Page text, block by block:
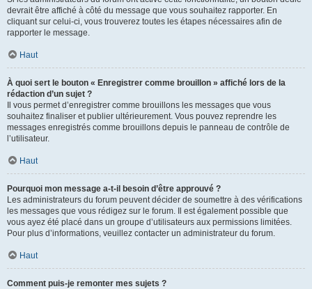
devrait être affiché à côté du message que vous souhaitez rapporter. En
cliquant sur celui-ci, vous trouverez toutes les étapes nécessaires afin de
rapporter le message.
Haut
À quoi sert le bouton « Enregistrer comme brouillon » affiché lors de la
rédaction d’un sujet ?
Il vous permet d’enregistrer comme brouillons les messages que vous
souhaitez finaliser et publier ultérieurement. Vous pouvez reprendre les
messages enregistrés comme brouillons depuis le panneau de contrôle de
l’utilisateur.
Haut
Pourquoi mon message a-t-il besoin d’être approuvé ?
Les administrateurs du forum peuvent décider de soumettre à des vérifications
les messages que vous rédigez sur le forum. Il est également possible que
vous ayez été placé dans un groupe d’utilisateurs aux permissions limitées.
Pour plus d’informations, veuillez contacter un administrateur du forum.
Haut
Comment puis-je remonter mes sujets ?